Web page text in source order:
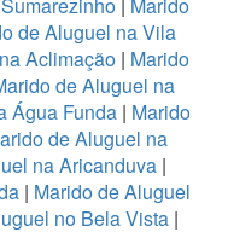
de Aluguel na Vila
Aclimação | Marido
de Aluguel na
Água Funda| Marido
de Aluguel na
na Aricanduva|
| Marido de Aluguel
no Bela Vista |